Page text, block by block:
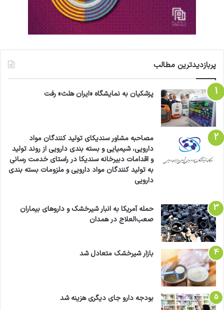
پربازدیدترین مطالب
پزشکیان به نمایشگاه «ایران هلث» رفت
مصاحبه مشاور سندیکای تولید کنندگان مواد
دارویی، شیمیایی و بسته بندی دارویی از روند تولید
و اقدامات دبیرخانه سندیکا در راستای خدمت رسانی
به تولید کنندگان مواد دارویی و ملزومات بسته بندی
دارویی
حمله آمریکا به انبار شیرخشک و داروهای بیماران
صعب‌العلاج در همدان
بازار شیرخشک متعادل شد
بودجه دارو جای دیگری هزینه شد